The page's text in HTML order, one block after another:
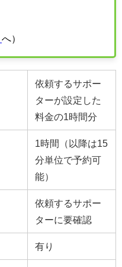
へ）
依頼するサポー
ターが設定した
料金の1時間分
1時間（以降は15
分単位で予約可
能）
依頼するサポー
ターに要確認
有り